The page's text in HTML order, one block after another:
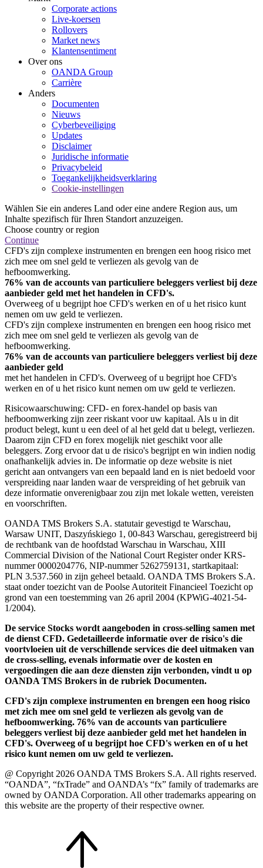
Corporate actions
Live-koersen
Rollovers
Market news
Klantensentiment
Over ons
OANDA Group
Carrière
Anders
Documenten
Nieuws
Cyberbeveiliging
Updates
Disclaimer
Juridische informatie
Privacybeleid
Toegankelijkheidsverklaring
Cookie-instellingen
Wählen Sie ein anderes Land oder eine andere Region aus, um
Inhalte spezifisch für Ihren Standort anzuzeigen.
Choose country or region
Continue
CFD's zijn complexe instrumenten en brengen een hoog risico met
zich mee om snel geld te verliezen als gevolg van de
hefboomwerking.
76% van de accounts van particuliere beleggers verliest bij deze
aanbieder geld met het handelen in CFD's.
Overweeg of u begrijpt hoe CFD's werken en of u het risico kunt
nemen om uw geld te verliezen.
CFD's zijn complexe instrumenten en brengen een hoog risico met
zich mee om snel geld te verliezen als gevolg van de
hefboomwerking.
76% van de accounts van particuliere beleggers verliest bij deze
aanbieder geld
met het handelen in CFD's. Overweeg of u begrijpt hoe CFD's
werken en of u het risico kunt nemen om uw geld te verliezen.
Risicowaarschuwing: CFD- en forex-handel op basis van
hefboomwerking zijn zeer riskant voor uw kapitaal. Als u in dit
product belegt, kunt u een deel of al het geld dat u belegt, verliezen.
Daarom zijn CFD en forex mogelijk niet geschikt voor alle
beleggers. Zorg ervoor dat u de risico's begrijpt en win indien nodig
onafhankelijk advies in. De informatie op deze website is niet
gericht aan ontvangers van een bepaald land en is niet bedoeld voor
verspreiding naar landen waar de verspreiding of het gebruik van
deze informatie onverenigbaar zou zijn met lokale wetten, vereisten
en voorschriften.
OANDA TMS Brokers S.A. statutair gevestigd te Warschau,
Warsaw UNIT, Daszyńskiego 1, 00-843 Warschau, geregistreerd bij
de rechtbank van de hoofdstad Warschau in Warschau, XIII
Commercial Division of the National Court Register onder KRS-
nummer 0000204776, NIP-nummer 5262759131, startkapitaal:
PLN 3.537.560 in zijn geheel betaald. OANDA TMS Brokers S.A.
staat onder toezicht van de Poolse Autoriteit Financieel Toezicht op
grond van een toestemming van 26 april 2004 (KPWiG-4021-54-
1/2004).
De service Stocks wordt aangeboden in cross-selling samen met
de dienst CFD. Gedetailleerde informatie over de risico's die
voortvloeien uit de verschillende services die deel uitmaken van
de cross-selling, evenals informatie over de kosten en
vergoedingen die aan deze diensten zijn verbonden, vindt u op
OANDA TMS Brokers in de rubriek Documenten.
CFD's zijn complexe instrumenten en brengen een hoog risico
met zich mee om snel geld te verliezen als gevolg van de
hefboomwerking. 76% van de accounts van particuliere
beleggers verliest bij deze aanbieder geld met het handelen in
CFD's. Overweeg of u begrijpt hoe CFD's werken en of u het
risico kunt nemen om uw geld te verliezen.
@ Copyright 2026 OANDA TMS Brokers S.A. All rights reserved.
“OANDA”, “fxTrade” and OANDA’s “fx” family of trademarks are
owned by OANDA Corporation. All other trademarks appearing on
this website are the property of their respective owner.